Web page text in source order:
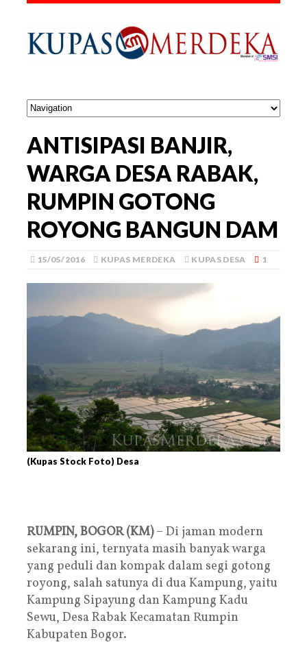
ANTISIPASI BANJIR,
WARGA DESA RABAK,
RUMPIN GOTONG
ROYONG BANGUN DAM
15/05/2016 KUPAS MERDEKA KUPAS DESA 1
(Kupas Stock Foto) Desa
RUMPIN, BOGOR (KM)– Di jaman modern
sekarang ini, ternyata masih banyak warga
yang peduli dan kompak dalam segi gotong
royong, salah satunya di dua Kampung, yaitu
Kampung Sipayung dan Kampung Kadu
Sewu, Desa Rabak Kecamatan Rumpin
Kabupaten Bogor.